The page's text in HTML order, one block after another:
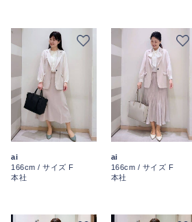
ai
166cm / サイズ F
本社
ai
166cm / サイズ F
本社